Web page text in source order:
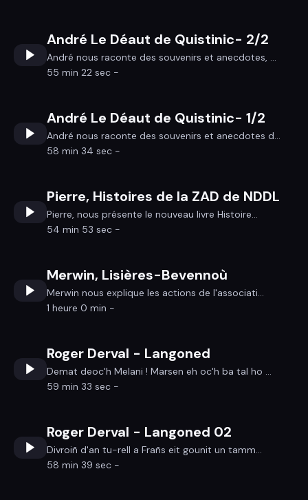
André Le Déaut de Quistinic- 2/2
André nous raconte des souvenirs et anecdotes, ...
55 min 22 sec -
André Le Déaut de Quistinic- 1/2
André nous raconte des souvenirs et anecdotes d...
58 min 34 sec -
Pierre, Histoires de la ZAD de NDDL
Pierre, nous présente le nouveau livre Histoire...
54 min 53 sec -
Merwin, Lisières-Bevennoù
Merwin nous explique les actions de l'associati...
1 heure 0 min -
Roger Derval - Langoned
Demat deoc'h Melani ! Marsen eh oc'h ba tal ho ...
59 min 33 sec -
Roger Derval - Langoned 02
Divroiñ d'an tu-rell a Frañs eit gounit un tamm...
58 min 39 sec -